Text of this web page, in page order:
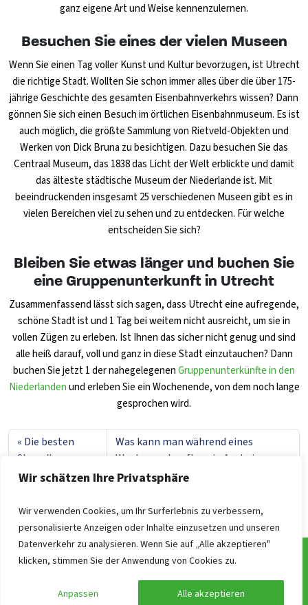
Wir schätzen Ihre Privatsphäre
Wir verwenden Cookies, um Ihr Surferlebnis zu verbessern,
personalisierte Anzeigen oder Inhalte einzusetzen und unseren
Datenverkehr zu analysieren. Wenn Sie auf „Alle akzeptieren"
klicken, stimmen Sie der Anwendung von Cookies zu.
Anpassen Alle akzeptieren
ganz eigene Art und Weise kennenzulernen.
Besuchen Sie eines der vielen Museen
Wenn Sie einen Tag voller Kunst und Kultur bevorzugen, ist Utrecht
die richtige Stadt. Wollten Sie schon immer alles über die über 175-
jährige Geschichte des gesamten Eisenbahnverkehrs wissen? Dann
gönnen Sie sich einen Besuch im örtlichen Eisenbahnmuseum. Es ist
auch möglich, die größte Sammlung von Rietveld-Objekten und
Werken von Dick Bruna zu besichtigen. Dazu besuchen Sie das
Centraal Museum, das 1838 das Licht der Welt erblickte und damit
das älteste städtische Museum der Niederlande ist. Mit
beeindruckenden insgesamt 25 verschiedenen Museen gibt es in
vielen Bereichen viel zu sehen und zu entdecken. Für welche
entscheiden Sie sich?
Bleiben Sie etwas länger und buchen Sie
eine Gruppenunterkunft in Utrecht
Zusammenfassend lässt sich sagen, dass Utrecht eine aufregende,
schöne Stadt ist und 1 Tag bei weitem nicht ausreicht, um sie in
vollen Zügen zu erleben. Ist Ihnen das sicher nicht genug und sind
alle heiß darauf, voll und ganz in diese Stadt einzutauchen? Dann
buchen Sie jetzt 1 der nahegelegenenGruppenunterkünfte in den
Niederlandenund erleben Sie ein Wochenende, von dem noch lange
gesprochen wird.
Die besten
Strandbars an
der
Küste
Was kann man während eines
Wochenendausflugs in Arnheim
unternehmen? Schauen Sie sich diese
Häufig gestellte Fragen